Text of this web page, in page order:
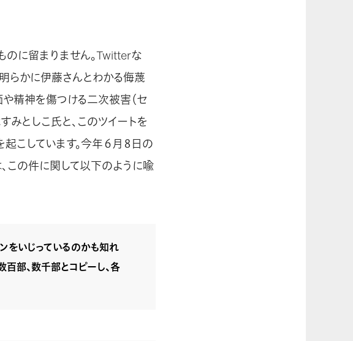
のに留まりません。Twitterな
らかに伊藤さんとわかる侮蔑
精神を傷つける二次被害（セ
みとしこ氏と、このツイートを
起こしています。今年６月８日の
この件に関して以下のように喩
をいじっているのかも知れ
部、数千部とコピーし、各